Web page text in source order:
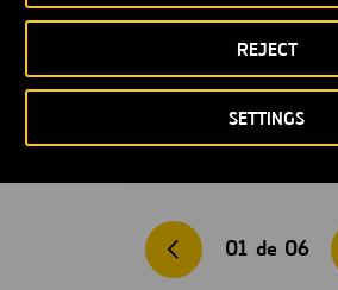
SETTINGS
REJECT
01 de 06